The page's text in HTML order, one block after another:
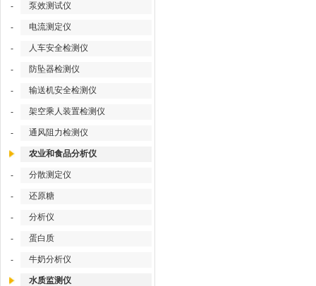
- 泵效测试仪
- 电流测定仪
- 人车安全检测仪
- 防坠器检测仪
- 输送机安全检测仪
- 架空乘人装置检测仪
- 通风阻力检测仪
农业和食品分析仪
- 分散测定仪
- 还原糖
- 分析仪
- 蛋白质
- 牛奶分析仪
水质监测仪